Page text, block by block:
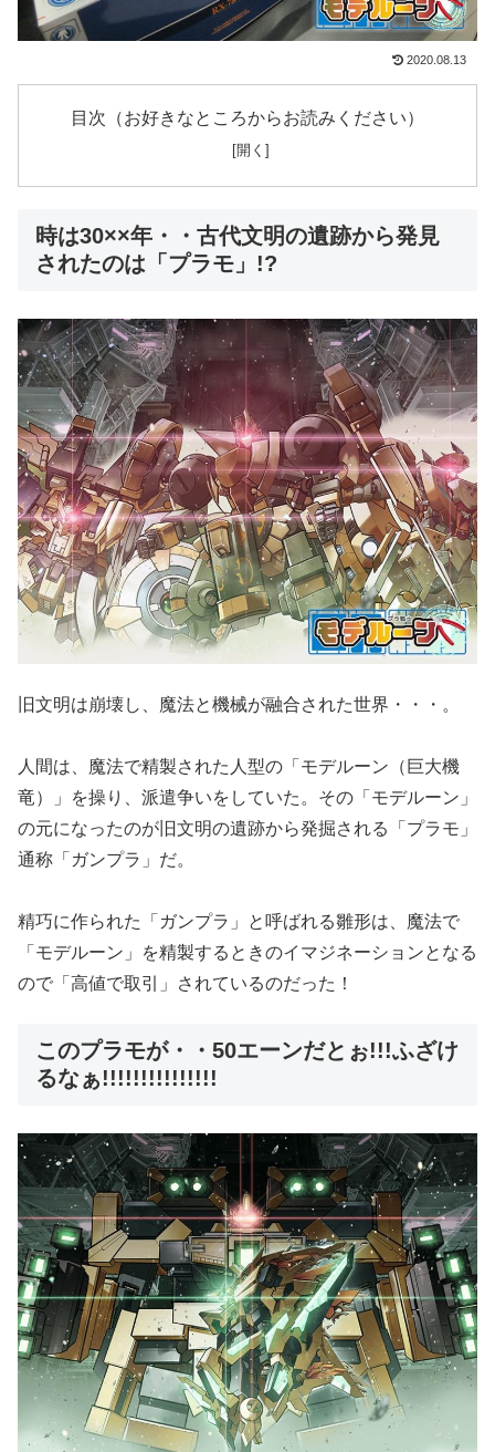
2020.08.13
目次（お好きなところからお読みください）
時は30××年・・古代文明の遺跡から発見
されたのは「プラモ」!?
旧文明は崩壊し、魔法と機械が融合された世界・・・。
人間は、魔法で精製された人型の「モデルーン（巨大機
竜）」を操り、派遣争いをしていた。その「モデルーン」
の元になったのが旧文明の遺跡から発掘される「プラモ」
通称「ガンプラ」だ。
精巧に作られた「ガンプラ」と呼ばれる雛形は、魔法で
「モデルーン」を精製するときのイマジネーションとなる
ので「高値で取引」されているのだった！
このプラモが・・50エーンだとぉ!!!ふざけ
るなぁ!!!!!!!!!!!!!!!